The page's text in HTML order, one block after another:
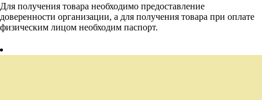
Для получения товара необходимо предоставление
доверенности организации, а для получения товара при оплате
физическим лицом необходим паспорт.